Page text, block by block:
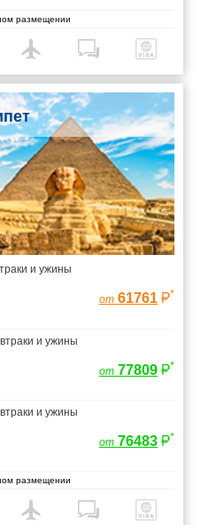
размещении
и ужины
от 61761 *
и ужины
от 77809 *
и ужины
от 76483 *
размещении